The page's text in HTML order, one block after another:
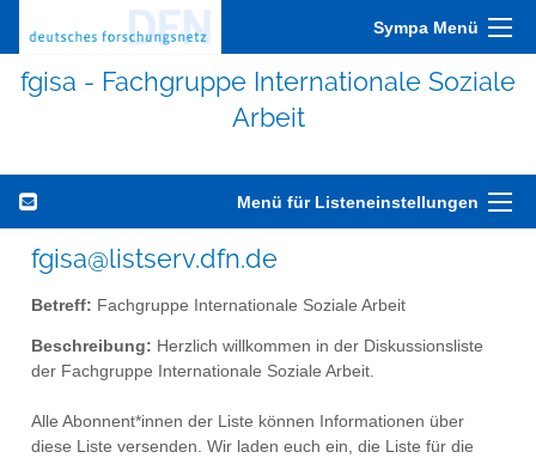
Sympa Menü
fgisa - Fachgruppe Internationale Soziale
Arbeit
Menü für Listeneinstellungen
fgisa@listserv.dfn.de
Betreff: Fachgruppe Internationale Soziale Arbeit
Beschreibung: Herzlich willkommen in der Diskussionsliste
der Fachgruppe Internationale Soziale Arbeit.
Alle Abonnent*innen der Liste können Informationen über
diese Liste versenden. Wir laden euch ein, die Liste für die